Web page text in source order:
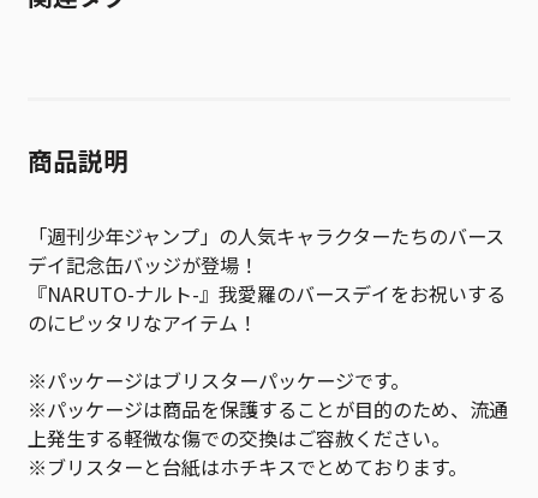
商品説明
「週刊少年ジャンプ」の人気キャラクターたちのバース
デイ記念缶バッジが登場！
『NARUTO-ナルト-』我愛羅のバースデイをお祝いする
のにピッタリなアイテム！
※パッケージはブリスターパッケージです。
※パッケージは商品を保護することが目的のため、流通
上発生する軽微な傷での交換はご容赦ください。
※ブリスターと台紙はホチキスでとめております。